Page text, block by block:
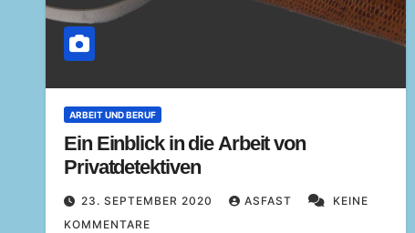
ARBEIT UND BERUF
Ein Einblick in die Arbeit von
Privatdetektiven
23. SEPTEMBER 2020 ASFAST
KEINE
KOMMENTARE